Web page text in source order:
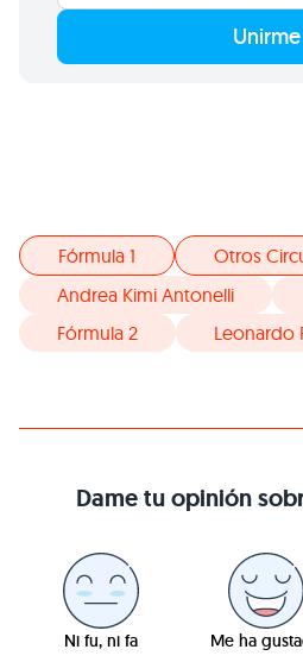
Unirme
Fórmula 1
Otros
Andrea Kimi Antonelli
Fórmula 2
Leonardo
Dame tu opinión
Ni fu, ni fa Me ha